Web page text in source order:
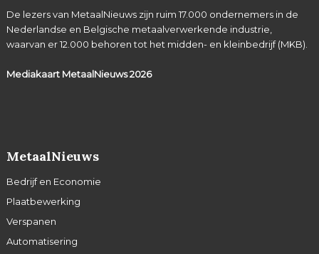
De lezers van MetaalNieuws zijn ruim 17.000 ondernemers in de
Nederlandse en Belgische metaalverwerkende industrie,
waarvan er 12.000 behoren tot het midden- en kleinbedrijf (MKB).
Mediakaart MetaalNieuws2026
MetaalNieuws
Bedrijf en Economie
Plaatbewerking
Verspanen
Automatisering